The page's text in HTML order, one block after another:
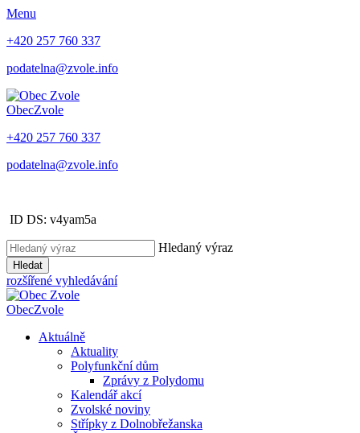
Menu
+420 257 760 337
podatelna@zvole.info
ObecZvole
+420 257 760 337
podatelna@zvole.info
ID DS: v4yam5a
Hledaný výraz
Hledat
rozšířené vyhledávání
ObecZvole
Aktuálně
Aktuality
Polyfunkční dům
Zprávy z Polydomu
Kalendář akcí
Zvolské noviny
Střípky z Dolnobřežanska